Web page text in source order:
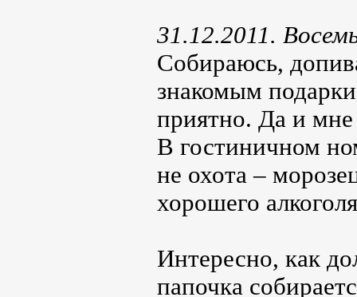
31.12.2011.
Собираюсь,
знакомым
приятно. Да и мне
В гостиничном
не охота –
хорошего
Интересно, как
папочка